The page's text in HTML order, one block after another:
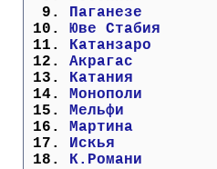
  9.
Паганезе
10.
Юве Стабия
11.
Катанзаро
12. Акрагас
13.
Катания
14.
Монополи
15.
Мельфи
16.
Мартина
17.
Искья
18.
К.Романи